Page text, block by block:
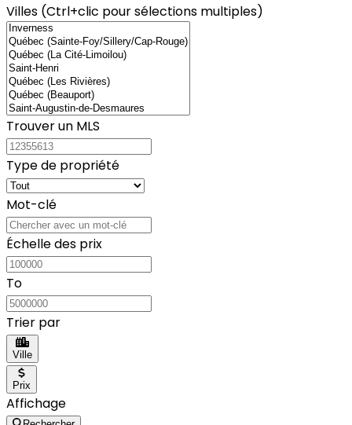
Villes (Ctrl+clic pour sélections multiples)
Trouver un MLS
Type de propriété
Mot-clé
Échelle des prix
To
Trier par
Ville
Prix
Affichage